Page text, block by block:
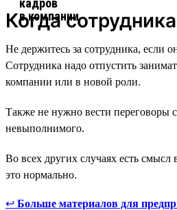
Когда
Не держитесь за сотрудника, если
Сотрудника надо отпустить
компании или в новой роли.
Также не нужно вести переговоры
невыполнимого.
Во всех других случаях есть
это нормально.
↩ Больше материалов для